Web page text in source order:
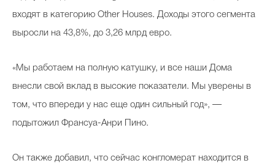
Фотоальбом
Beauty- битвы
Викторины
входят в категорию Other Houses. Доходы этого сегмента
выросли на 43,8%, до 3,26 млрд евро.
«Мы работаем на полную катушку, и все наши Дома
внесли свой вклад в высокие показатели. Мы уверены в
том, что впереди у нас еще один сильный год», —
подытожил Франсуа-Анри Пино.
Он также добавил, что сейчас конгломерат находится в